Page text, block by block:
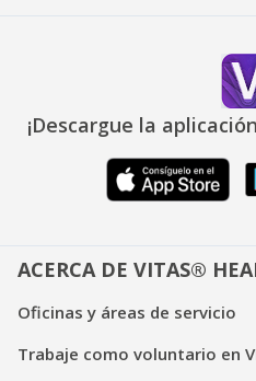
¡Descargue la
ACERCA DE VITAS®
Oficinas y áreas de servicio
Trabaje como voluntario en